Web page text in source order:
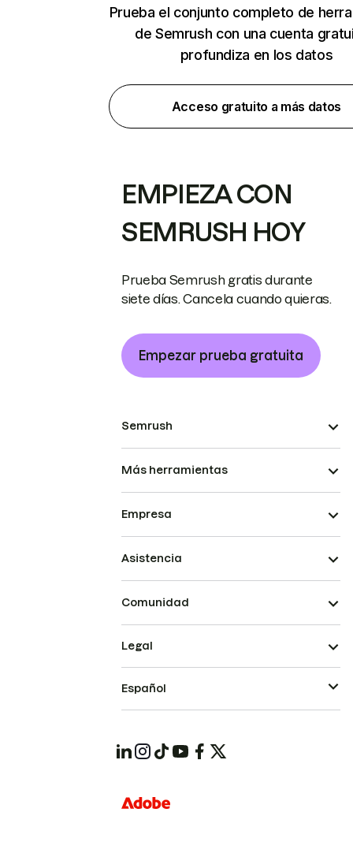
Prueba el conjunto completo de
de Semrush con una cuenta
profundiza en los datos
Acceso gratuito a más datos
EMPIEZA CON
SEMRUSH HOY
Prueba Semrush gratis durante
siete días. Cancela cuando quieras.
Empezar prueba gratuita
Semrush
Más herramientas
Empresa
Asistencia
Comunidad
Legal
Español